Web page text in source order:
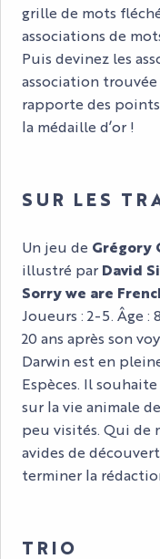
grille de mots
associations de
Puis devinez les
association
rapporte des
la médaille d’or !
SUR LES
Un jeu de Grégory
illustré par David
Sorry we are
Joueurs : 2-5. Âge :
20 ans après son
Darwin est en
Espèces. Il
sur la vie animale
peu visités. Qui de
avides de
terminer la
TRIO